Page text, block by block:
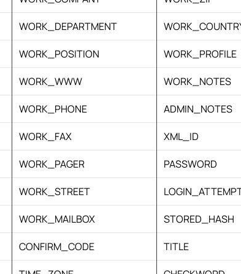
WORK_DEPARTMENT
WORK_POSITION WORK_PROFILE
WORK_WWW WORK_NOTES
WORK_PHONE ADMIN_NOTES
WORK_FAX XML_ID
WORK_PAGER PASSWORD
WORK_STREET
WORK_MAILBOX STORED_HASH
CONFIRM_CODE TITLE